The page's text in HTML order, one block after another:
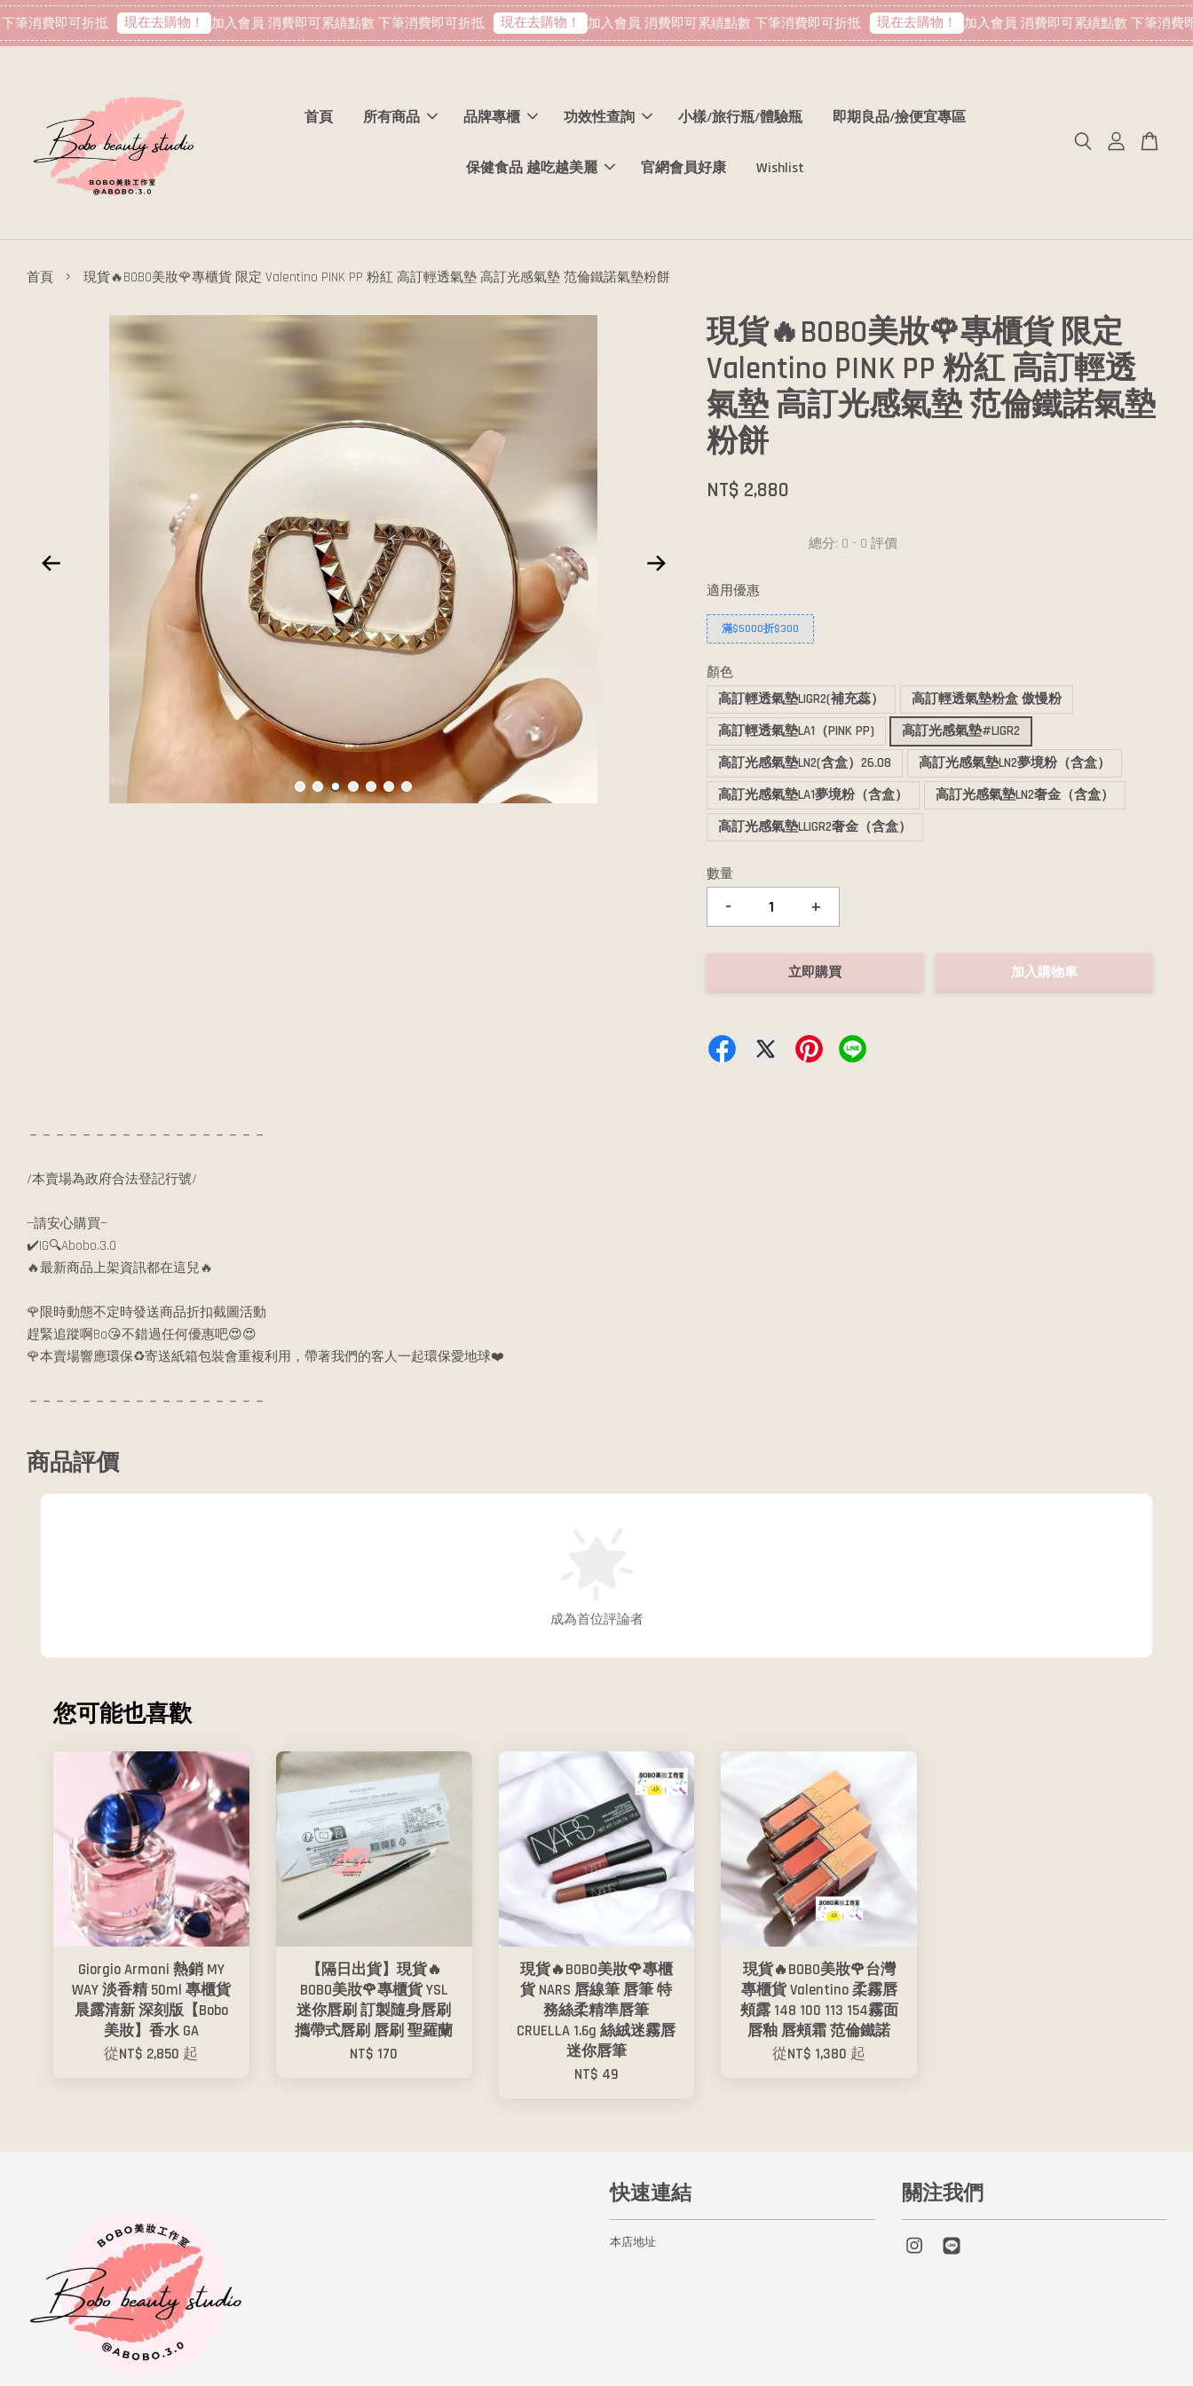
消費即可折抵 現在去購物！ 加入會員 消費即可累績點數 下筆消費即可折抵 現在去購物！ 加入會員 消費即可累績點數 下筆消費即可折抵 現在去購物！ 加入會員 消費即可累績點數 下筆消費即可
首頁 所有商品 品牌專櫃 功效性查詢 小樣/旅行瓶/體驗瓶 即期良品/撿便宜專區
保健食品 越吃越美麗 官網會員好康 Wishlist
首頁 › 現貨🔥BOBO美妝🌹專櫃貨 限定 Valentino PINK PP 粉紅 高訂輕透氣墊 高訂光感氣墊 范倫鐵諾氣墊粉餅
現貨🔥BOBO美妝🌹專櫃貨 限定
Valentino PINK PP 粉紅 高訂輕透
氣墊 高訂光感氣墊 范倫鐵諾氣墊
粉餅
NT$ 2,880
總分: 0 - 0 評價
適用優惠
滿$5000折$300
顏色
高訂輕透氣墊LIGR2(補充蕊）
高訂輕透氣墊粉盒 傲慢粉
高訂輕透氣墊LA1（PINK PP)
高訂光感氣墊#LIGR2
高訂光感氣墊LN2(含盒）26.08
高訂光感氣墊LN2夢境粉（含盒）
高訂光感氣墊LA1夢境粉（含盒）
高訂光感氣墊LN2奢金（含盒）
高訂光感氣墊LLIGR2奢金（含盒）
數量
- +
立即購買 加入購物車
－－－－－－－－－－－－－－－－－－
/本賣場為政府合法登記行號/
—請安心購買—
✔️IG🔍Abobo.3.0
🔥最新商品上架資訊都在這兒🔥
🌹限時動態不定時發送商品折扣截圖活動
趕緊追蹤啊Bo😘不錯過任何優惠吧😍😍
🌹本賣場響應環保♻️寄送紙箱包裝會重複利用，帶著我們的客人一起環保愛地球❤️
－－－－－－－－－－－－－－－－－－
商品評價
成為首位評論者
您可能也喜歡
Giorgio Armani 熱銷 MY
WAY 淡香精 50ml 專櫃貨
晨露清新 深刻版【Bobo
美妝】香水 GA
從NT$ 2,850 起
【隔日出貨】現貨🔥
BOBO美妝🌹專櫃貨 YSL
迷你唇刷 訂製隨身唇刷
攜帶式唇刷 唇刷 聖羅蘭
NT$ 170
現貨🔥BOBO美妝🌹專櫃
貨 NARS 唇線筆 唇筆 特
務絲柔精準唇筆
CRUELLA 1.6g 絲絨迷霧唇
迷你唇筆
NT$ 49
現貨🔥BOBO美妝🌹台灣
專櫃貨 Valentino 柔霧唇
頰露 148 100 113 154霧面
唇釉 唇頰霜 范倫鐵諾
從NT$ 1,380 起
快速連結
本店地址
關注我們
Instagram